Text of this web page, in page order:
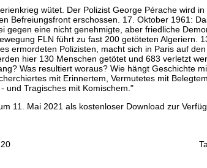
wütet. Der Polizist George Pérache wird
Befreiungsfront erschossen. 17. Oktober 1961:
gegen eine nicht genehmigte, aber friedliche
FLN führt zu fast 200 getöteten Algeriern.
ermordeten Polizisten, macht sich in Paris auf
hier 130 Menschen getötet und 683 verletzt
Was resultiert woraus? Wie hängt Geschichte
mit Erinnertem, Vermutetes mit
und Tragisches mit Komischem."
11. Mai 2021 als kostenloser Download zur